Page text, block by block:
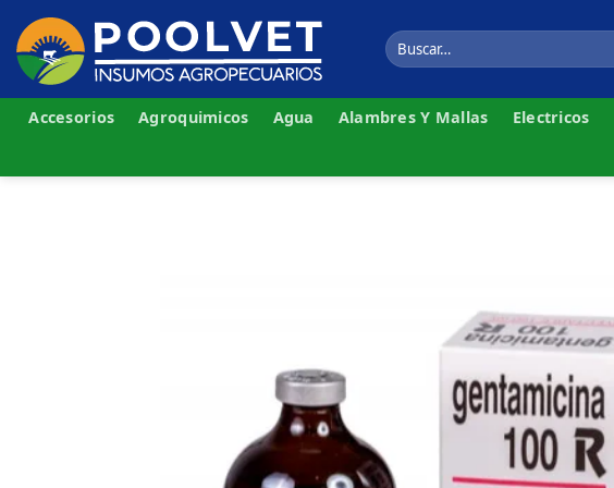
content
Buscar
por:
Accesorios Agroquimicos Agua Alambres Y Mallas Electricos